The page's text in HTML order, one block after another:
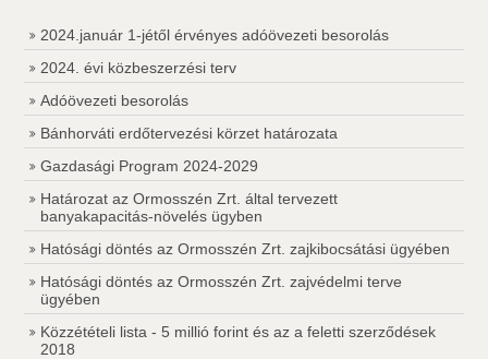
2024.január 1-jétől érvényes adóövezeti besorolás
2024. évi közbeszerzési terv
Adóövezeti besorolás
Bánhorváti erdőtervezési körzet határozata
Gazdasági Program 2024-2029
Határozat az Ormosszén Zrt. által tervezett
banyakapacitás-növelés ügyben
Hatósági döntés az Ormosszén Zrt. zajkibocsátási ügyében
Hatósági döntés az Ormosszén Zrt. zajvédelmi terve
ügyében
Közzétételi lista - 5 millió forint és az a feletti szerződések
2018